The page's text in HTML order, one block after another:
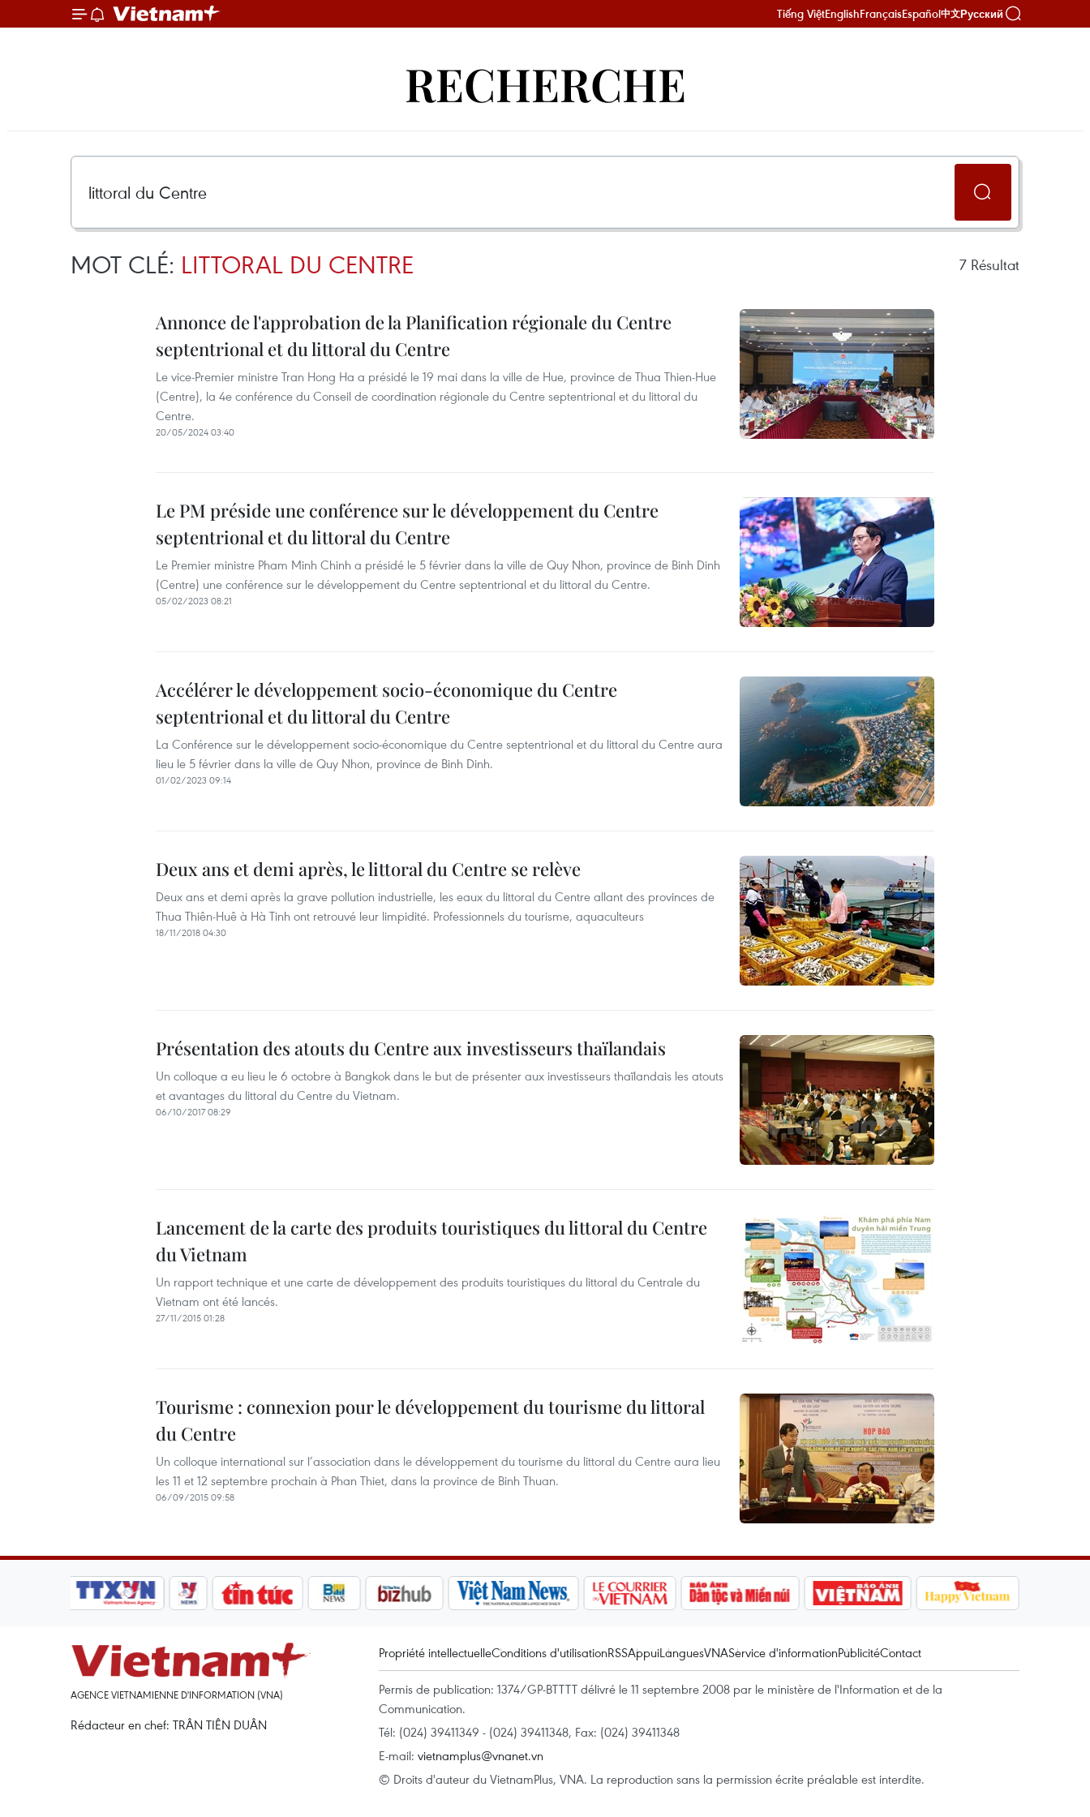
Tiếng ViệtEnglishFrançaisEspañol中文Русский
RECHERCHE
MOT CLÉ: LITTORAL DU CENTRE 7 Résultat
Annonce de l'approbation de la Planification régionale du Centre
septentrional et du littoral du Centre
Le vice-Premier ministre Tran Hong Ha a présidé le 19 mai dans la ville de Hue, province de Thua Thien-Hue
(Centre), la 4e conférence du Conseil de coordination régionale du Centre septentrional et du littoral du
Centre.
20/05/2024 03:40
Le PM préside une conférence sur le développement du Centre
septentrional et du littoral du Centre
Le Premier ministre Pham Minh Chinh a présidé le 5 février dans la ville de Quy Nhon, province de Binh Dinh
(Centre) une conférence sur le développement du Centre septentrional et du littoral du Centre.
05/02/2023 08:21
Accélérer le développement socio-économique du Centre
septentrional et du littoral du Centre
La Conférence sur le développement socio-économique du Centre septentrional et du littoral du Centre aura
lieu le 5 février dans la ville de Quy Nhon, province de Binh Dinh.
01/02/2023 09:14
Deux ans et demi après, le littoral du Centre se relève
Deux ans et demi après la grave pollution industrielle, les eaux du littoral du Centre allant des provinces de
Thua Thiên-Huê à Hà Tinh ont retrouvé leur limpidité. Professionnels du tourisme, aquaculteurs
18/11/2018 04:30
Présentation des atouts du Centre aux investisseurs thaïlandais
Un colloque a eu lieu le 6 octobre à Bangkok dans le but de présenter aux investisseurs thaïlandais les atouts
et avantages du littoral du Centre du Vietnam.
06/10/2017 08:29
Lancement de la carte des produits touristiques du littoral du Centre
du Vietnam
Un rapport technique et une carte de développement des produits touristiques du littoral du Centrale du
Vietnam ont été lancés.
27/11/2015 01:28
Tourisme : connexion pour le développement du tourisme du littoral
du Centre
Un colloque international sur l’association dans le développement du tourisme du littoral du Centre aura lieu
les 11 et 12 septembre prochain à Phan Thiet, dans la province de Binh Thuan.
06/09/2015 09:58
AGENCE VIETNAMIENNE D'INFORMATION (VNA)
Rédacteur en chef: TRÂN TIÊN DUÂN
Propriété intellectuelleConditions d'utilisationRSSAppuiLanguesVNAService d'informationPublicitéContact
Permis de publication: 1374/GP-BTTTT délivré le 11 septembre 2008 par le ministère de l'Information et de la
Communication.
Tél: (024) 39411349 - (024) 39411348, Fax: (024) 39411348
E-mail: vietnamplus@vnanet.vn
© Droits d'auteur du VietnamPlus, VNA. La reproduction sans la permission écrite préalable est interdite.